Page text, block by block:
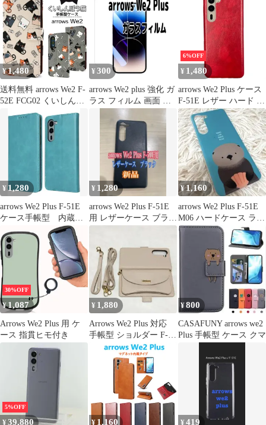
ンダードサイズ ブルー
ライトカット
¥1,480
送料無料 arrows We2 F-
52E FCG02 くいしんぼ
う猫 手帳型ケース ねこ
ネコ 猫 ゆるかわ おし
ゃれ かわいい レトロ
ナチュラル シンプル 手
帳型 アローズ スマホカ
バー スマホケース 定番
人気 おすすめ カジュア
ル ストラップホール
¥ 300
arrows We2 plus 強化 ガ
ラス フィルム 画面 液
晶保護 We2plus プラス
6%OFF
¥ 1,480
arrows We2 Plus ケース
F-51E レザー ハード ケ
ース 【Color】レッド
¥1,280
arrows We2 Plus F-51E
ケース手帳型 内蔵マ
グネット レザー
¥ 1,280
arrows We2 Plus F-51E
用 レザーケース ブラッ
ク 新品
¥1,160
arrows We2 Plus F-51E
M06 ハードケース ラッ
コ
30%OFF
¥1,087
Arrows We2 Plus 用 ケ
ース 指貫ヒモ付き
¥ 1,880
Arrows We2 Plus 対応
手帳型 ショルダー F-
51E 用 肩掛け
¥800
CASAFUNY arrows we2
Plus 手帳型 ケース クマ
5%OFF
¥39,880 ¥ 1,160 ¥419